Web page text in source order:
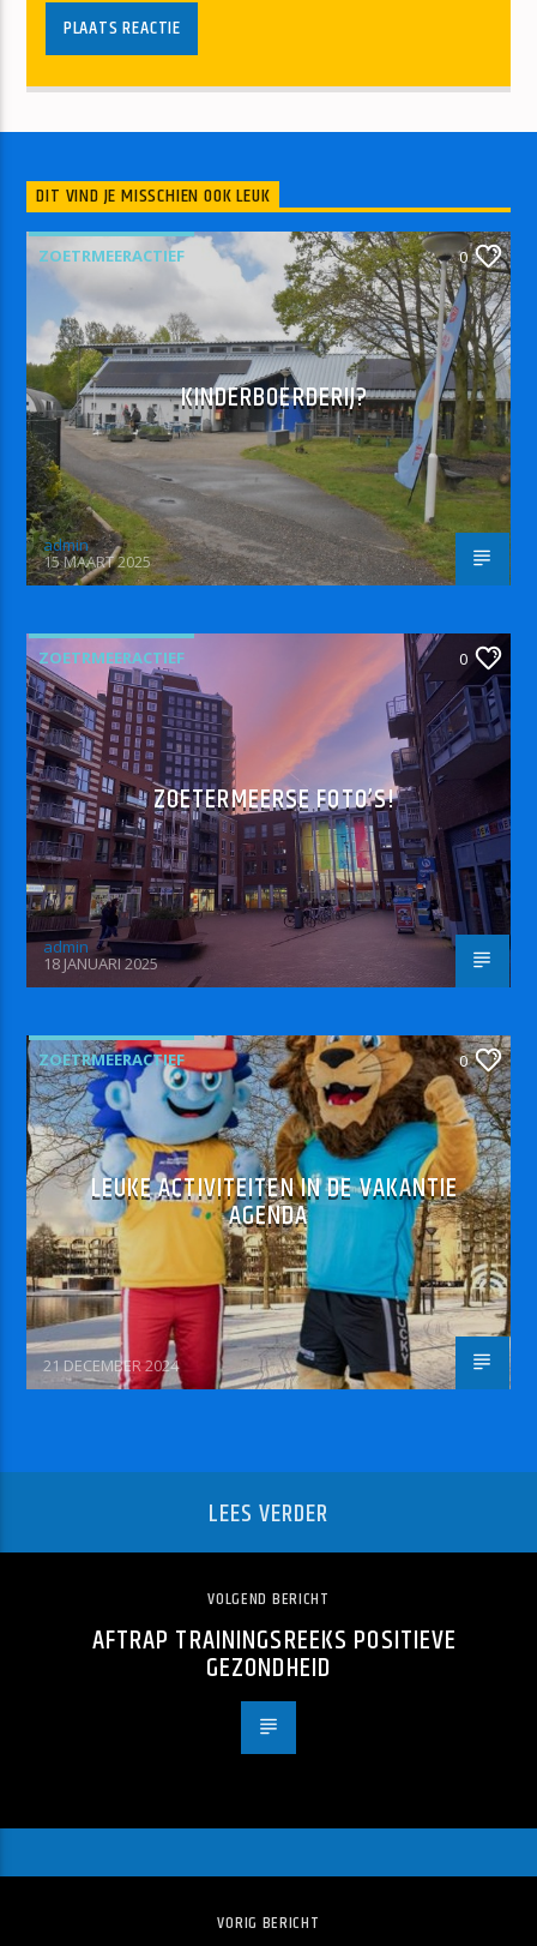
DIT VIND JE MISSCHIEN OOK LEUK
ZOETRMEERACTIEF 0
KINDERBOERDERIJ?
admin
15 MAART 2025
ZOETRMEERACTIEF 0
ZOETERMEERSE FOTO’S!
admin
18 JANUARI 2025
ZOETRMEERACTIEF 0
LEUKE ACTIVITEITEN IN DE VAKANTIE
AGENDA
21 DECEMBER 2024
LEES VERDER
VOLGEND BERICHT
AFTRAP TRAININGSREEKS POSITIEVE
GEZONDHEID
VORIG BERICHT